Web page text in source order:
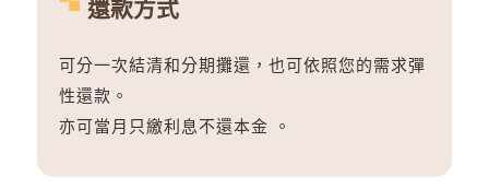
還款方式
可分一次結清和分期攤還，也可依照您的需求彈
性還款。
亦可當月只繳利息不還本金 。